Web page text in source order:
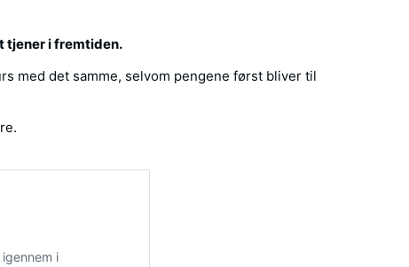
tjener i fremtiden.
med det samme, selvom pengene først bliver til
i